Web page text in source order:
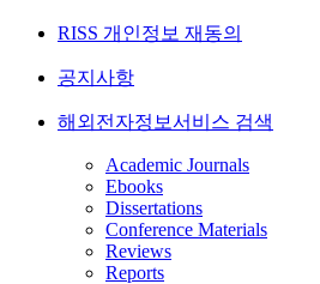
RISS 개인정보 재동의
공지사항
해외전자정보서비스 검색
Academic Journals
Ebooks
Dissertations
Conference Materials
Reviews
Reports